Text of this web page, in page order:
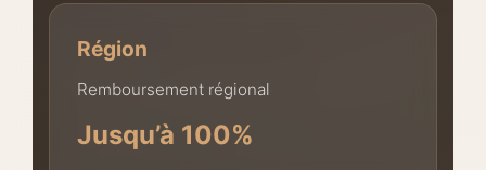
Région
Remboursement régional
Jusqu’à 100%